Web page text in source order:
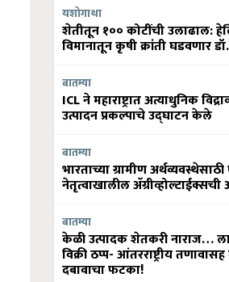
यशोगाथा
शेतीतून १०० कोटींची उलाढाल:
विमानातून कृषी क्रांती घडवणार डॉ.
बातम्या
ICL ने महाराष्ट्रात अत्याधुनिक
उत्पादन प्रकल्पाचे उद्घाटन केले
बातम्या
भारताच्या ग्रामीण
नेतृत्वाखालील
बातम्या
केळी उत्पादक शेतकरी नाराज…
विक्री ठप्प- आंतरराष्ट्रीय तणावासह
दबावाचा फटका!